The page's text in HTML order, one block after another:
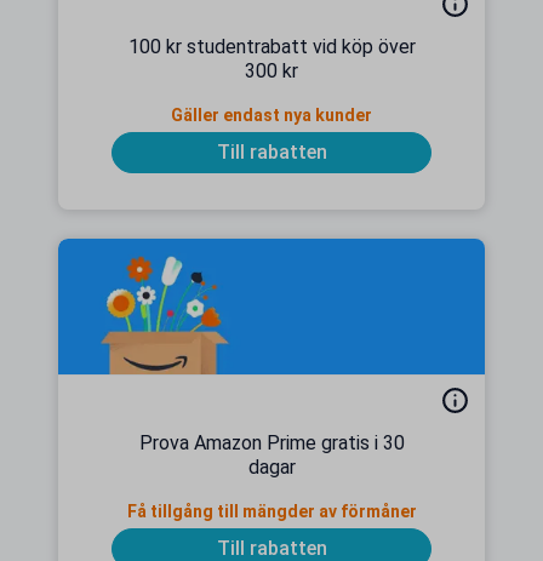
100 kr studentrabatt vid köp över
300 kr
Gäller endast nya kunder
Till rabatten
Prova Amazon Prime gratis i 30
dagar
Få tillgång till mängder av förmåner
Till rabatten